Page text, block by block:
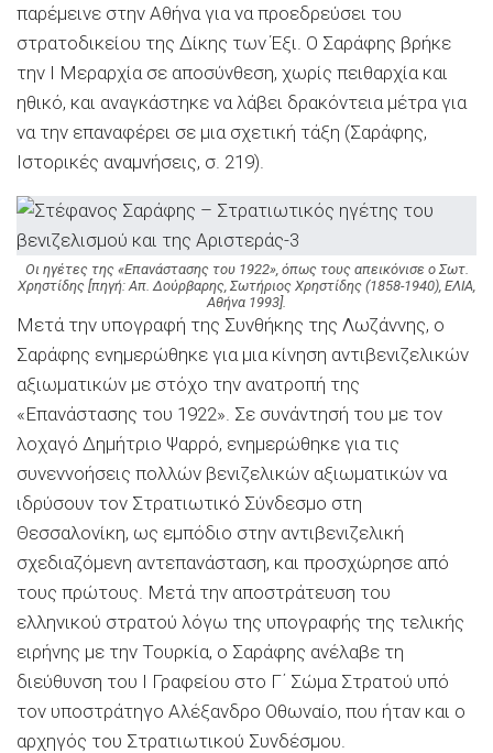
παρέμεινε στην Αθήνα για να προεδρεύσει του
στρατοδικείου της ∆ίκης των Έξι. Ο Σαράφης βρήκε
την Ι Μεραρχία σε αποσύνθεση, χωρίς πειθαρχία και
ηθικό, και αναγκάστηκε να λάβει δρακόντεια μέτρα για
να την επαναφέρει σε μια σχετική τάξη (Σαράφης,
Ιστορικές αναμνήσεις, σ. 219).
Οι ηγέτες της «Επανάστασης του 1922», όπως τους απεικόνισε ο Σωτ.
Χρηστίδης [πηγή: Απ. Δούρβαρης, Σωτήριος Χρηστίδης (1858-1940), ΕΛΙΑ,
Αθήνα 1993].
Μετά την υπογραφή της Συνθήκης της Λωζάννης, ο
Σαράφης ενημερώθηκε για μια κίνηση αντιβενιζελικών
αξιωματικών με στόχο την ανατροπή της
«Επανάστασης του 1922». Σε συνάντησή του με τον
λοχαγό ∆ημήτριο Ψαρρό, ενημερώθηκε για τις
συνεννοήσεις πολλών βενιζελικών αξιωματικών να
ιδρύσουν τον Στρατιωτικό Σύνδεσμο στη
Θεσσαλονίκη, ως εμπόδιο στην αντιβενιζελική
σχεδιαζόμενη αντεπανάσταση, και προσχώρησε από
τους πρώτους. Μετά την αποστράτευση του
ελληνικού στρατού λόγω της υπογραφής της τελικής
ειρήνης με την Τουρκία, ο Σαράφης ανέλαβε τη
διεύθυνση του Ι Γραφείου στο Γ΄ Σώμα Στρατού υπό
τον υποστράτηγο Αλέξανδρο Οθωναίο, που ήταν και ο
αρχηγός του Στρατιωτικού Συνδέσμου.